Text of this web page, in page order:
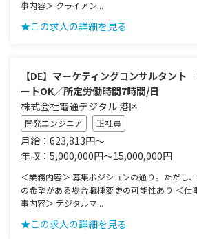
事内容＞ クライアン...
★この求人の詳細を見る
【DE】マーケティングコンサルタン
ートOK／所定労働時間7時間/日
株式会社電通デジタル 港区
開発エンジニア 正社員
月給：623,813円～
年収：5,000,000円～15,000,000円
＜業務内容＞ 募集ポジションの通り。ただし
の希望がある場合職種変更の可能性あり ＜仕
事内容＞ デジタルマ...
★この求人の詳細を見る